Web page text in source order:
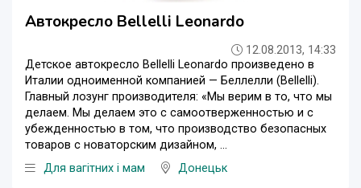
Автокресло Bellelli Leonardo
12.08.2013, 14:33
Детское автокресло Bellelli Leonardo произведено в
Италии одноименной компанией — Беллелли (Bellelli).
Главный лозунг производителя: «Мы верим в то, что мы
делаем. Мы делаем это с самоотверженностью и с
убежденностью в том, что производство безопасных
товаров с новаторским дизайном, ...
Для вагітних і мам
Донецьк